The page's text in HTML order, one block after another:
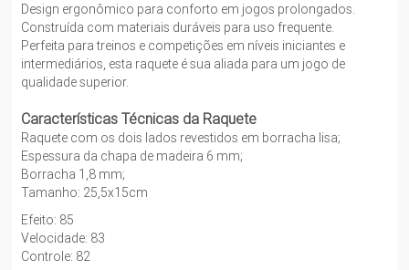
Design ergonômico para conforto em jogos prolongados.
Construída com materiais duráveis para uso frequente.
Perfeita para treinos e competições em níveis iniciantes e
intermediários, esta raquete é sua aliada para um jogo de
qualidade superior.
Características Técnicas da Raquete
Raquete com os dois lados revestidos em borracha lisa;
Espessura da chapa de madeira 6 mm;
Borracha 1,8 mm;
Tamanho: 25,5x15cm
Efeito: 85
Velocidade: 83
Controle: 82